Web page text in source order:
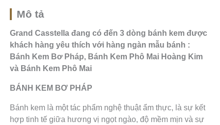
Mô tả
Grand Casstella đang có đến 3 dòng bánh kem được
khách hàng yêu thích với hàng ngàn mẫu bánh :
Bánh Kem Bơ Pháp, Bánh Kem Phô Mai Hoàng Kim
và Bánh Kem Phô Mai
BÁNH KEM BƠ PHÁP
Bánh kem là một tác phẩm nghệ thuật ẩm thực, là sự kết
hợp tinh tế giữa hương vị ngọt ngào, độ mềm mịn và sự